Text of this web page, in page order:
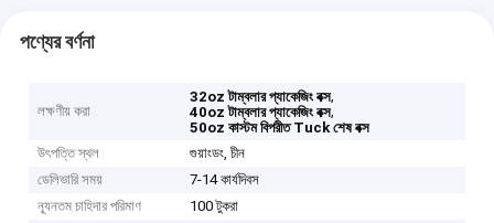
পণ্যের বর্ণনা
লক্ষণীয় করা
32oz টাম্বলার প্যাকেজিং বক্স,
40oz টাম্বলার প্যাকেজিং বক্স,
50oz কাস্টম বিপরীত Tuck শেষ বক্স
উৎপত্তি স্থল
গুয়াংডং, চীন
ডেলিভারি সময়
7-14 কার্যদিবস
ন্যূনতম চাহিদার পরিমাণ
100 টুকরা